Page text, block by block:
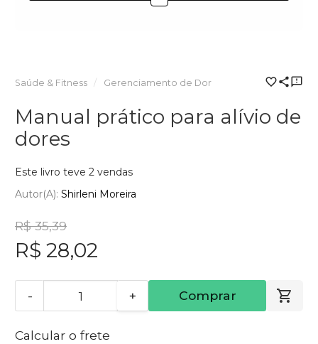
Saúde & Fitness Gerenciamento de Dor
Manual prático para alívio de
dores
Este livro teve 2 vendas
Autor(a): Shirleni Moreira
R$ 35,39
R$ 28,02
- + Comprar
Calcular o frete